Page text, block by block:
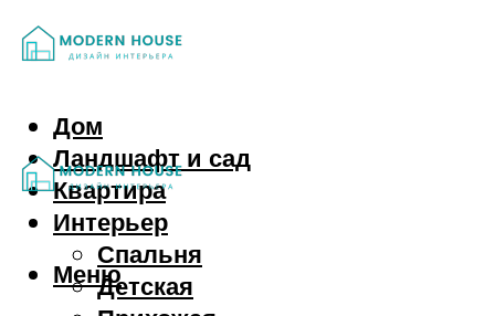
Дом
Ландшафт и сад
Квартира
Интерьер
Спальня
Детская
Меню